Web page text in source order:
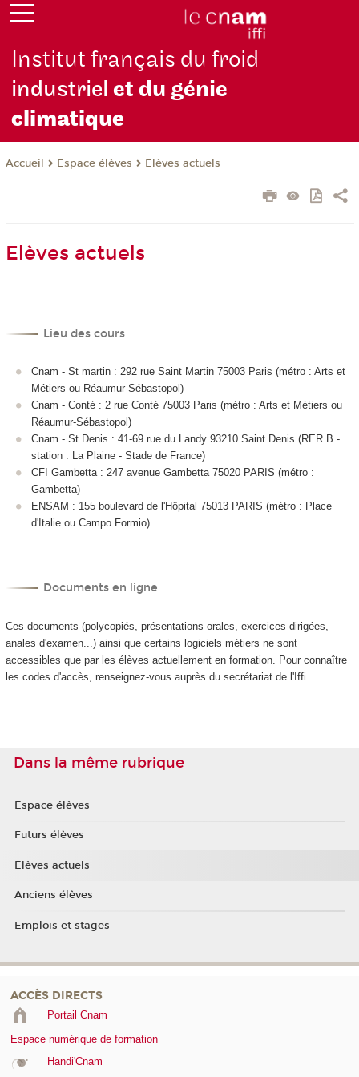
Institut français du froid
industrielet du génie
climatique
Accueil Espace élèves Elèves actuels
Elèves actuels
Lieu des cours
Cnam - St martin : 292 rue Saint Martin 75003 Paris (métro : Arts et
Métiers ou Réaumur-Sébastopol)
Cnam - Conté : 2 rue Conté 75003 Paris (métro : Arts et Métiers ou
Réaumur-Sébastopol)
Cnam - St Denis : 41-69 rue du Landy 93210 Saint Denis (RER B -
station : La Plaine - Stade de France)
CFI Gambetta : 247 avenue Gambetta 75020 PARIS (métro :
Gambetta)
ENSAM : 155 boulevard de l'Hôpital 75013 PARIS (métro : Place
d'Italie ou Campo Formio)
Documents en ligne
Ces documents (polycopiés, présentations orales, exercices dirigées,
anales d'examen...) ainsi que certains logiciels métiers ne sont
accessibles que par les élèves actuellement en formation. Pour connaître
les codes d'accès, renseignez-vous auprès du secrétariat de l'Iffi.
Dans la même rubrique
Espace élèves
Futurs élèves
Elèves actuels
Anciens élèves
Emplois et stages
ACCÈS DIRECTS
Portail Cnam
Espace numérique de formation
Handi'Cnam